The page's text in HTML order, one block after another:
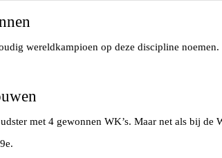
wereldkampioen op deze discipline
met 4 gewonnen WK’s. Maar net als bij de